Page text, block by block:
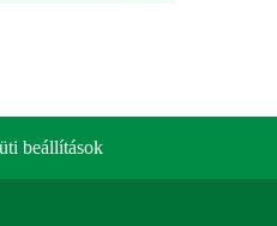
beállítások